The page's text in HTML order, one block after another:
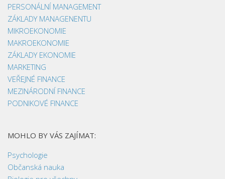
PERSONÁLNÍ MANAGEMENT
ZÁKLADY MANAGENENTU
MIKROEKONOMIE
MAKROEKONOMIE
ZÁKLADY EKONOMIE
MARKETING
VEŘEJNÉ FINANCE
MEZINÁRODNÍ FINANCE
PODNIKOVÉ FINANCE
MOHLO BY VÁS ZAJÍMAT:
Psychologie
Občanská nauka